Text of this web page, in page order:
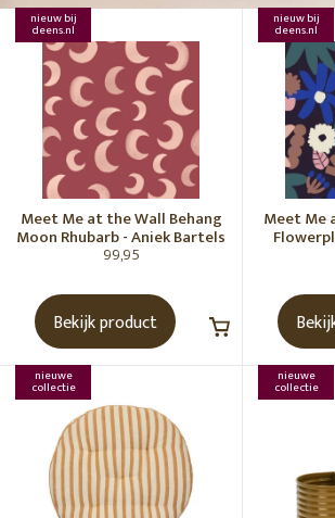
nieuw bij
deens.nl
Meet Me at the Wall Behang
Moon Rhubarb - Aniek Bartels
99,95
Bekijk product
nieuw bij
deens.nl
Meet Me
nieuwe
collectie
nieuwe
collectie